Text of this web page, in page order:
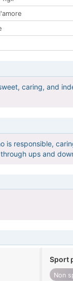
caring, and
responsible,
ups and
Sport
Non